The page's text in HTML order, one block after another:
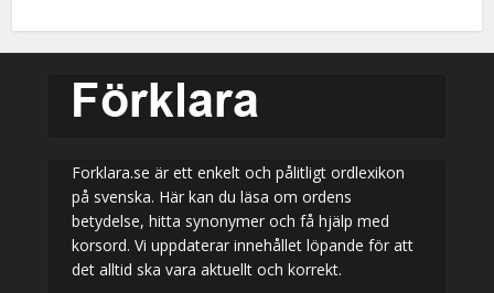
Forklara.se är ett enkelt och pålitligt ordlexikon
på svenska. Här kan du läsa om ordens
betydelse, hitta synonymer och få hjälp med
korsord. Vi uppdaterar innehållet löpande för att
det alltid ska vara aktuellt och korrekt.